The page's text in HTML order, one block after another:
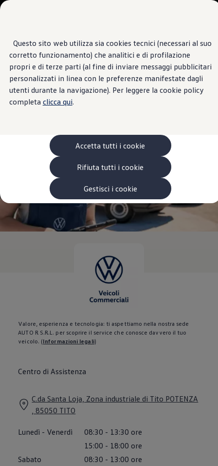
Questo sito web utilizza sia cookies tecnici (necessari al suo
corretto funzionamento) che analitici e di profilazione
propri e di terze parti (al fine di inviare messaggi pubblicitari
personalizzati in linea con le preferenze manifestate dagli
utenti durante la navigazione). Per leggere la cookie policy
completa clicca qui.
Accetta tutti i cookie
Rifiuta tutti i cookie
Gestisci i cookie
Passa ai
contenuti
principali
Passa
a
fondo
pagina
VanLife
Pick-up
Veicoli Commerciali Elettrici
Van
Modelli precedenti
Confronta i modelli
Configurazioni salvate
Volkswagen Auto
Acquista il tuo Veicolo Volkswagen
Ecoincentivi Volkswagen
5 Plus
Usato Certificato
Garanzia Usato
Assicurazioni
Clienti Business
Gamma, promozioni e servizi
Service Flotte
Area Contatti Clienti Business
Servizi Finanziari
Progetto Valore Volkswagen
Leasing Finanziario
Servizi Assicurativi
Polizza Protezione Credito
Assicurazione GAP Protezioneventi
Estensione Garanzia Usato
Furto e incendio
Safe inMotion e Capital Safe +
Allestimenti e personalizzazioni
Allestimenti chiavi in mano
Trasporto persone con disabilità
Mobilità elettrica e Ibrida Plug-In
Soluzioni di ricarica e autonomia
Simulatore del tempo di ricarica
Simulatore dell’autonomia
Ricarica in movimento
Accessori per la ricarica
Connettività e Sicurezza
AUTO R
Valore, esperienza e tecnologia: ti aspettiamo nella nostra sede
AUTO R S.R.L. per scoprire il service che conosce davvero il tuo
veicolo. (Informazioni legali)
Centro di Assistenza
C.da Santa Loja, Zona industriale di Tito POTENZA
, 85050 TITO
Lunedì - Venerdì 08:30 - 13:30 ore
15:00 - 18:00 ore
Sabato
08:30 - 13:00 ore